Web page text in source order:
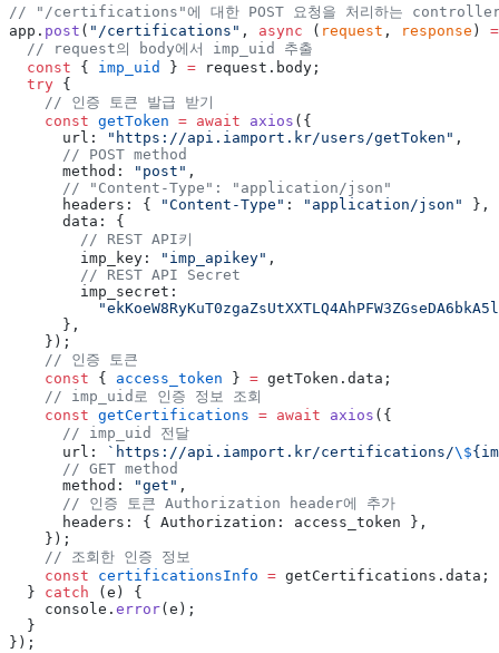
// "/certifications"에 대한 POST 요청을 처리하는
app. post ( "/certifications" , async ( request , response )
  // request의 body에서 imp_uid 추출
  const
{ imp_uid } = request.body;
  try
{
    // 인증 토큰 발급 받기
    const
getToken = await axios ({
      url:
"https://api.iamport.kr/users/getToken" ,
      // POST method
      method:
"post" ,
      // "Content-Type": "application/json"
      headers: {
"Content-Type" : "application/json"
},
      data: {
        // REST API키
        imp_key:
"imp_apikey" ,
        // REST API Secret
        imp_secret:
      },
    });
    // 인증 토큰
    const
{ access_token } = getToken.data;
    // imp_uid로 인증 정보 조회
    const
getCertifications = await axios ({
      // imp_uid 전달
      url:
`https://api.iamport.kr/certifications/\$
      // GET method
      method:
"get" ,
      // 인증 토큰 Authorization header에 추가
      headers: { Authorization: access_token },
    });
    // 조회한 인증 정보
    const
certificationsInfo = getCertifications.data;
  }
catch (e) {
    console.
error(e);
  }
});